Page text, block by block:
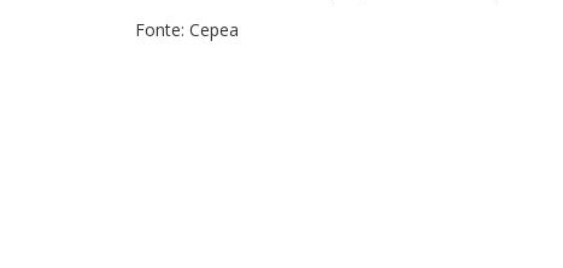
Fonte: Cepea